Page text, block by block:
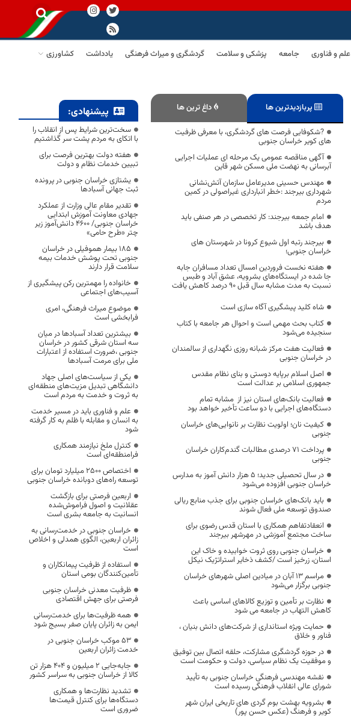
علم و فناوری جامعه پزشکی و سلامت گردشگری و میراث فرهنگی یادداشت
کشاورزی
پربازدیدترین ها داغ ترین ها
?شکوفایی فرصت های گردشگری، با معرفی ظرفیت
های کویر خراسان جنوبی
آگهی مناقصه عمومی یک مرحله ای عملیات اجرایی
آبرسانی به نهضت ملی مسکن شهر قاین
مهندس حسینی مدیرعامل سازمان آتش‌نشانی
شهرداری بیرجند :خطر انبارداری غیراصولی در کمین
مردم
امام جمعه بیرجند: کار تخصصی در هر صنفی باید
هدف باشد
بیرجند رتبه اول شیوع کرونا در شهرستان های
خراسان جنوبی؛
هفته نخست فروردین امسال تعداد مسافران جابه
جا شده در ایستگاه‌های بشرویه، عشق آباد و طبس
نسبت به مدت مشابه سال قبل ۹۰ درصد کاهش یافت
شاه کلید پیشگیری آگاه سازی است
کتاب بحث مهمی است و احوال هر جامعه با کتاب
سنجیده می‌شود
فعالیت هفت مرکز شبانه روزی نگهداری از سالمندان
در خراسان جنوبی
اصل اسلام برپایه دوستی و بنای نظام مقدس
جمهوری اسلامی بر عدالت است
فعالیت بانک‌های استان نیز از مشابه تمام
دستگاه‌های اجرایی با دو ساعت تأخیر خواهد بود
کیفیت نان؛ اولویت نظارت بر نانوایی‌های خراسان
جنوبی
پرداخت ۷۱ درصدی مطالبات گندم‌کاران خراسان
جنوبی
در سال تحصیلی جدید؛ ۵ هزار دانش آموز به مدارس
خراسان جنوبی افزوده می‌شود
باید بانک‌های خراسان جنوبی برای جذب منابع ریالی
صندوق توسعه ملی فعال شوند
انعقادتفاهم همکاری با استان قدس رضوی برای
ساخت مجتمع آموزشی در مهرشهر بیرجند
خراسان جنوبی روی ثروت خوابیده و خاک این
استان، زرخیز است /کشف ذخایر استراتژیک نیکل
مراسم ۱۳ آبان در میادین اصلی شهرهای خراسان
جنوبی برگزار می‌شود
نظارت بر تأمین و توزیع کالاهای اساسی باعث
کاهش التهاب در جامعه می شود
حمایت ویژه استانداری از شرکت‌های دانش بنیان ،
فناور و خلاق
در حوزه گردشگری مشارکت، حلقه اتصال بین توفیق
و موفقیت یک نظام سیاسی، دولت و حکومت است
نقشه مهندسی فرهنگی خراسان جنوبی به تأیید
شورای عالی انقلاب فرهنگی رسیده است
بشرویه بهشت بوم گردی های تاریخی ایران شهر
کویر و فرهنگ (عکس حسن پور)
پیشنهادی:
سخت‌ترین شرایط پس از انقلاب را
با اتکای به مردم پشت سر گذاشتیم
هفته دولت بهترین فرصت برای
تبیین خدمات نظام و دولت
یشتازی خراسان جنوبی در پرونده
ثبت جهانی آسبادها
تقدیر مقام عالی وزارت از عملکرد
جهادی معاونت آموزش ابتدایی
خراسان جنوبی/ ۴۶۰۰ دانش‌آموز زیر
چتر «طرح حامی»
۱۸۵ بیمار هموفیلی در خراسان
جنوبی تحت پوشش خدمات بیمه
سلامت قرار دارند
خانواده را مهمترین رکن پیشگیری از
آسیب‌های اجتماعی
موضوع میراث فرهنگی، امری
فرابخشی است
بیشترین تعداد آسبادها در میان
سه استان شرقی کشور در خراسان
جنوبی ،ضرورت استفاده از اعتبارات
ملی برای مرمت آسبادها
یکی از سیاست‌های اصلی جهاد
دانشگاهی تبدیل مزیت‌های منطقه‌ای
به ثروت و خدمت به مردم است
علم و فناوری باید در مسیر خدمت
به انسان و مقابله با ظلم به کار گرفته
شود
کنترل ملخ نیازمند همکاری
فرامنطقه‌ای است
اختصاص 2500 میلیارد تومان برای
توسعه راه‌های دوبانده خراسان جنوبی
اربعین فرصتی برای بازگشت
عقلانیت و اصول فراموش‌شده
انسانیت به جامعه بشری است
خراسان جنوبی در خدمت‌رسانی به
زائران اربعین، الگوی همدلی و اخلاص
است
استفاده از ظرفیت پیمانکاران و
تأمین‌کنندگان بومی استان
ظرفیت معدنی خراسان جنوبی
فرصتی برای جهش اقتصادی
همه ظرفیت‌ها برای خدمت‌رسانی
ایمن به زائران پایان صفر بسیج شود
53 موکب خراسان جنوبی در
خدمت زائران اربعین
جابه‌جایی 2 میلیون و 404 هزار تن
کالا از خراسان جنوبی به سراسر کشور
تشدید نظارت‌ها و همکاری
دستگاه‌ها برای کنترل قیمت‌ها
ضروری است